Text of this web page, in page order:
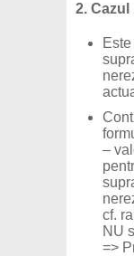
2. Cazul
–
cf.
NU
=>